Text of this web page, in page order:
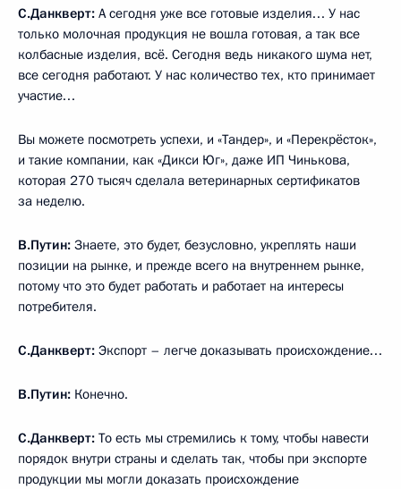
С.Данкверт: А сегодня уже все готовые изделия… У нас
только молочная продукция не вошла готовая, а так все
колбасные изделия, всё. Сегодня ведь никакого шума нет,
все сегодня работают. У нас количество тех, кто принимает
участие…
Вы можете посмотреть успехи, и «Тандер», и «Перекрёсток»,
и такие компании, как «Дикси Юг», даже ИП Чинькова,
которая 270 тысяч сделала ветеринарных сертификатов
за неделю.
В.Путин: Знаете, это будет, безусловно, укреплять наши
позиции на рынке, и прежде всего на внутреннем рынке,
потому что это будет работать и работает на интересы
потребителя.
С.Данкверт: Экспорт – легче доказывать происхождение…
В.Путин: Конечно.
С.Данкверт: То есть мы стремились к тому, чтобы навести
порядок внутри страны и сделать так, чтобы при экспорте
продукции мы могли доказать происхождение